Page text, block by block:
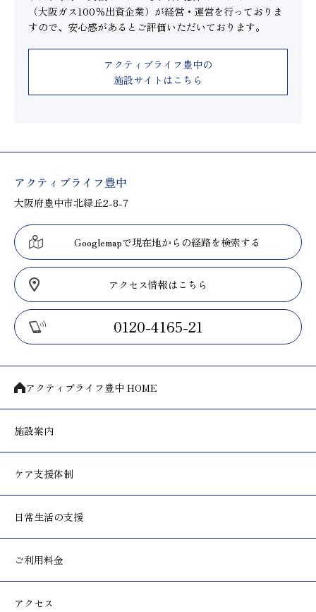
（大阪ガス100％出資企業）が経営・運営を行っておりま
すので、安心感があるとご評価いただいております。
アクティブライフ豊中の
施設サイトはこちら
アクティブライフ豊中
大阪府豊中市北緑丘2-8-7
Googlemapで現在地からの経路を検索する
アクセス情報はこちら
0120-4165-21
アクティブライフ豊中 HOME
施設案内
ケア支援体制
日常生活の支援
ご利用料金
アクセス